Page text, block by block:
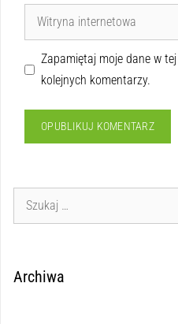
Zapamiętaj moje dane w
kolejnych komentarzy.
Archiwa